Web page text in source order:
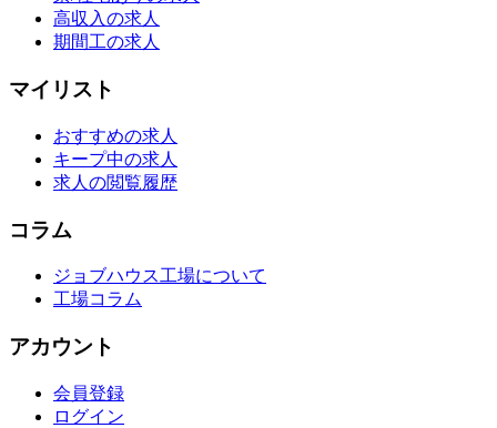
高収入の求人
期間工の求人
マイリスト
おすすめの求人
キープ中の求人
求人の閲覧履歴
コラム
ジョブハウス工場について
工場コラム
アカウント
会員登録
ログイン